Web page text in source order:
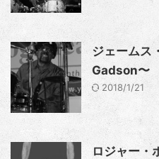
ジェームス
Gadson〜
2018/1/21
ロジャー・